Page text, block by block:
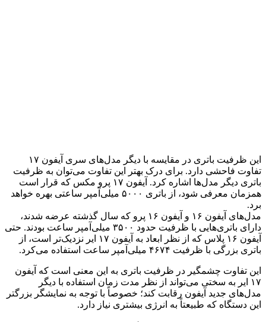
این ظرفیت باتری در مقایسه با دیگر مدل‌های سری آیفون ۱۷
تفاوت فاحشی دارد. برای درک بهتر این تفاوت می‌توان به ظرفیت
باتری دیگر مدل‌ها اشاره کرد. آیفون ۱۷ پرو مکس که قرار است
همزمان معرفی شود، از باتری ۵۰۰۰ میلی‌آمپر ساعتی بهره خواهد
برد.
مدل‌های آیفون ۱۶ و آیفون ۱۶ پرو که سال گذشته عرضه شدند،
دارای باتری‌هایی با ظرفیت حدود ۳۵۰۰ میلی‌آمپر ساعت بودند. حتی
آیفون ۱۶ پلاس که از نظر ابعاد به آیفون ۱۷ ایر نزدیک‌تر است، از
باتری بزرگی با ظرفیت ۴۶۷۴ میلی‌آمپر ساعت استفاده می‌کرد.
این تفاوت چشمگیر در ظرفیت باتری به این معنی است که آیفون
۱۷ ایر به سختی می‌تواند از نظر مدت زمان استفاده با دیگر
مدل‌های جدید آیفون رقابت کند؛ خصوصاً با توجه به نمایشگر بزرگتر
این دستگاه که طبیعتاً به انرژی بیشتری نیاز دارد.